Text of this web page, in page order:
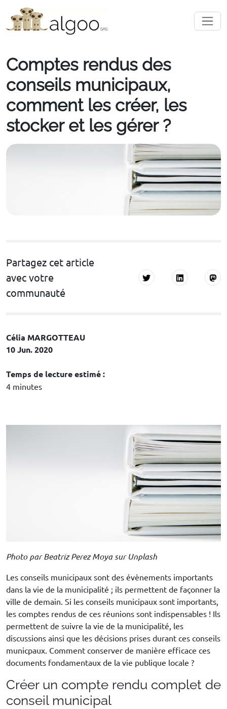
Comptes rendus des
conseils municipaux,
comment les créer, les
stocker et les gérer ?
Partagez cet article
avec votre
communauté
Célia MARGOTTEAU
10 Jun. 2020
Temps de lecture estimé :
4 minutes
Photo par Beatriz Perez Moya sur Unplash
Les conseils municipaux sont des évènements importants
dans la vie de la municipalité ; ils permettent de façonner la
ville de demain. Si les conseils municipaux sont importants,
les comptes rendus de ces réunions sont indispensables ! Ils
permettent de suivre la vie de la municipalité, les
discussions ainsi que les décisions prises durant ces conseils
municpaux. Comment conserver de manière efficace ces
documents fondamentaux de la vie publique locale ?
Créer un compte rendu complet de
conseil municipal